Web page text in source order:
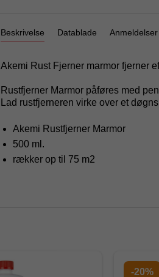
Beskrivelse Datablade Anmeldelser
Akemi Rust Fjerner marmor fjerner
Rustfjerner Marmor påføres med
Lad rustfjerneren virke over et
Akemi Rustfjerner Marmor
500 ml.
rækker op til 75 m2
-20%